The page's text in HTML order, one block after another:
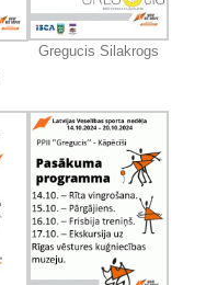
Gregucis Silakrogs